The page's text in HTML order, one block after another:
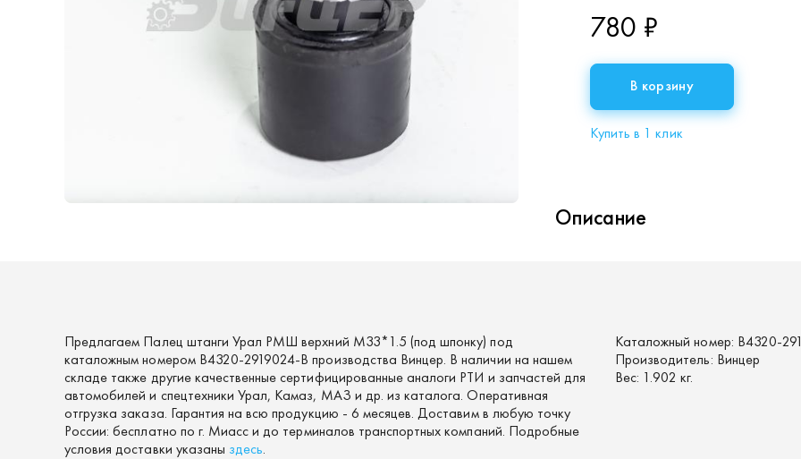
780 ₽
В корзину
Купить в 1 клик
Описание
Предлагаем Палец штанги Урал РМШ верхний М33*1.5 (под шпонку) под
каталожным номером В4320-2919024-В производства Винцер. В наличии на нашем
складе также другие качественные сертифицированные аналоги РТИ и запчастей для
автомобилей и спецтехники Урал, Камаз, МАЗ и др. из каталога. Оперативная
отгрузка заказа. Гарантия на всю продукцию - 6 месяцев. Доставим в любую точку
России: бесплатно по г. Миасс и до терминалов транспортных компаний. Подробные
условия доставки указаны здесь.
Каталожный номер: В4320-
Производитель: Винцер
Вес: 1.902 кг.